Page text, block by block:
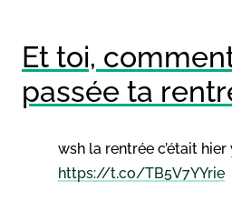
Et toi, comment
passée ta
wsh la rentrée c’était hier
https://t.co/TB5V7YYrie